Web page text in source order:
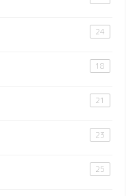
24
18
21
23
25